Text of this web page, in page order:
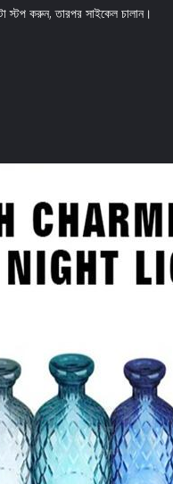
করুন, তারপর সাইকেল চালান।